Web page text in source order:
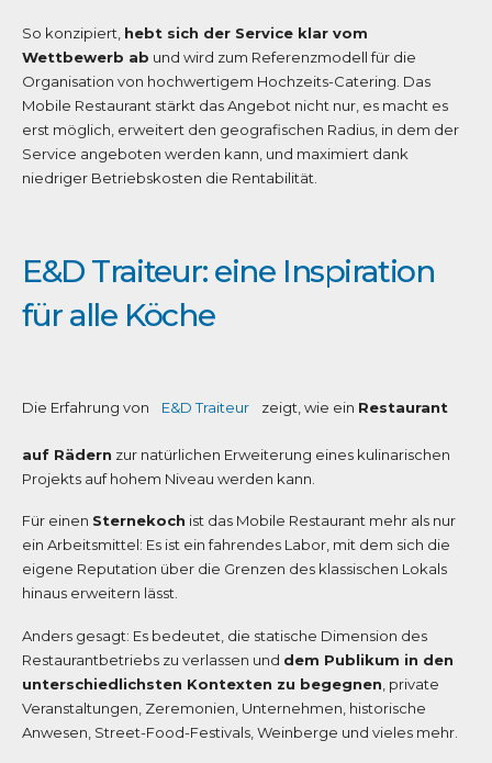
So konzipiert, hebt sich der Service klar vom
Wettbewerb ab und wird zum Referenzmodell für die
Organisation von hochwertigem Hochzeits-Catering. Das
Mobile Restaurant stärkt das Angebot nicht nur, es macht es
erst möglich, erweitert den geografischen Radius, in dem der
Service angeboten werden kann, und maximiert dank
niedriger Betriebskosten die Rentabilität.
E&D Traiteur: eine Inspiration
für alle Köche
Die Erfahrung von E&D Traiteur zeigt, wie ein Restaurant
auf Rädern zur natürlichen Erweiterung eines kulinarischen
Projekts auf hohem Niveau werden kann.
Für einen Sternekoch ist das Mobile Restaurant mehr als nur
ein Arbeitsmittel: Es ist ein fahrendes Labor, mit dem sich die
eigene Reputation über die Grenzen des klassischen Lokals
hinaus erweitern lässt.
Anders gesagt: Es bedeutet, die statische Dimension des
Restaurantbetriebs zu verlassen und dem Publikum in den
unterschiedlichsten Kontexten zu begegnen , private
Veranstaltungen, Zeremonien, Unternehmen, historische
Anwesen, Street-Food-Festivals, Weinberge und vieles mehr.